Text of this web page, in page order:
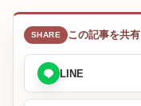
この記事を共有
LINE